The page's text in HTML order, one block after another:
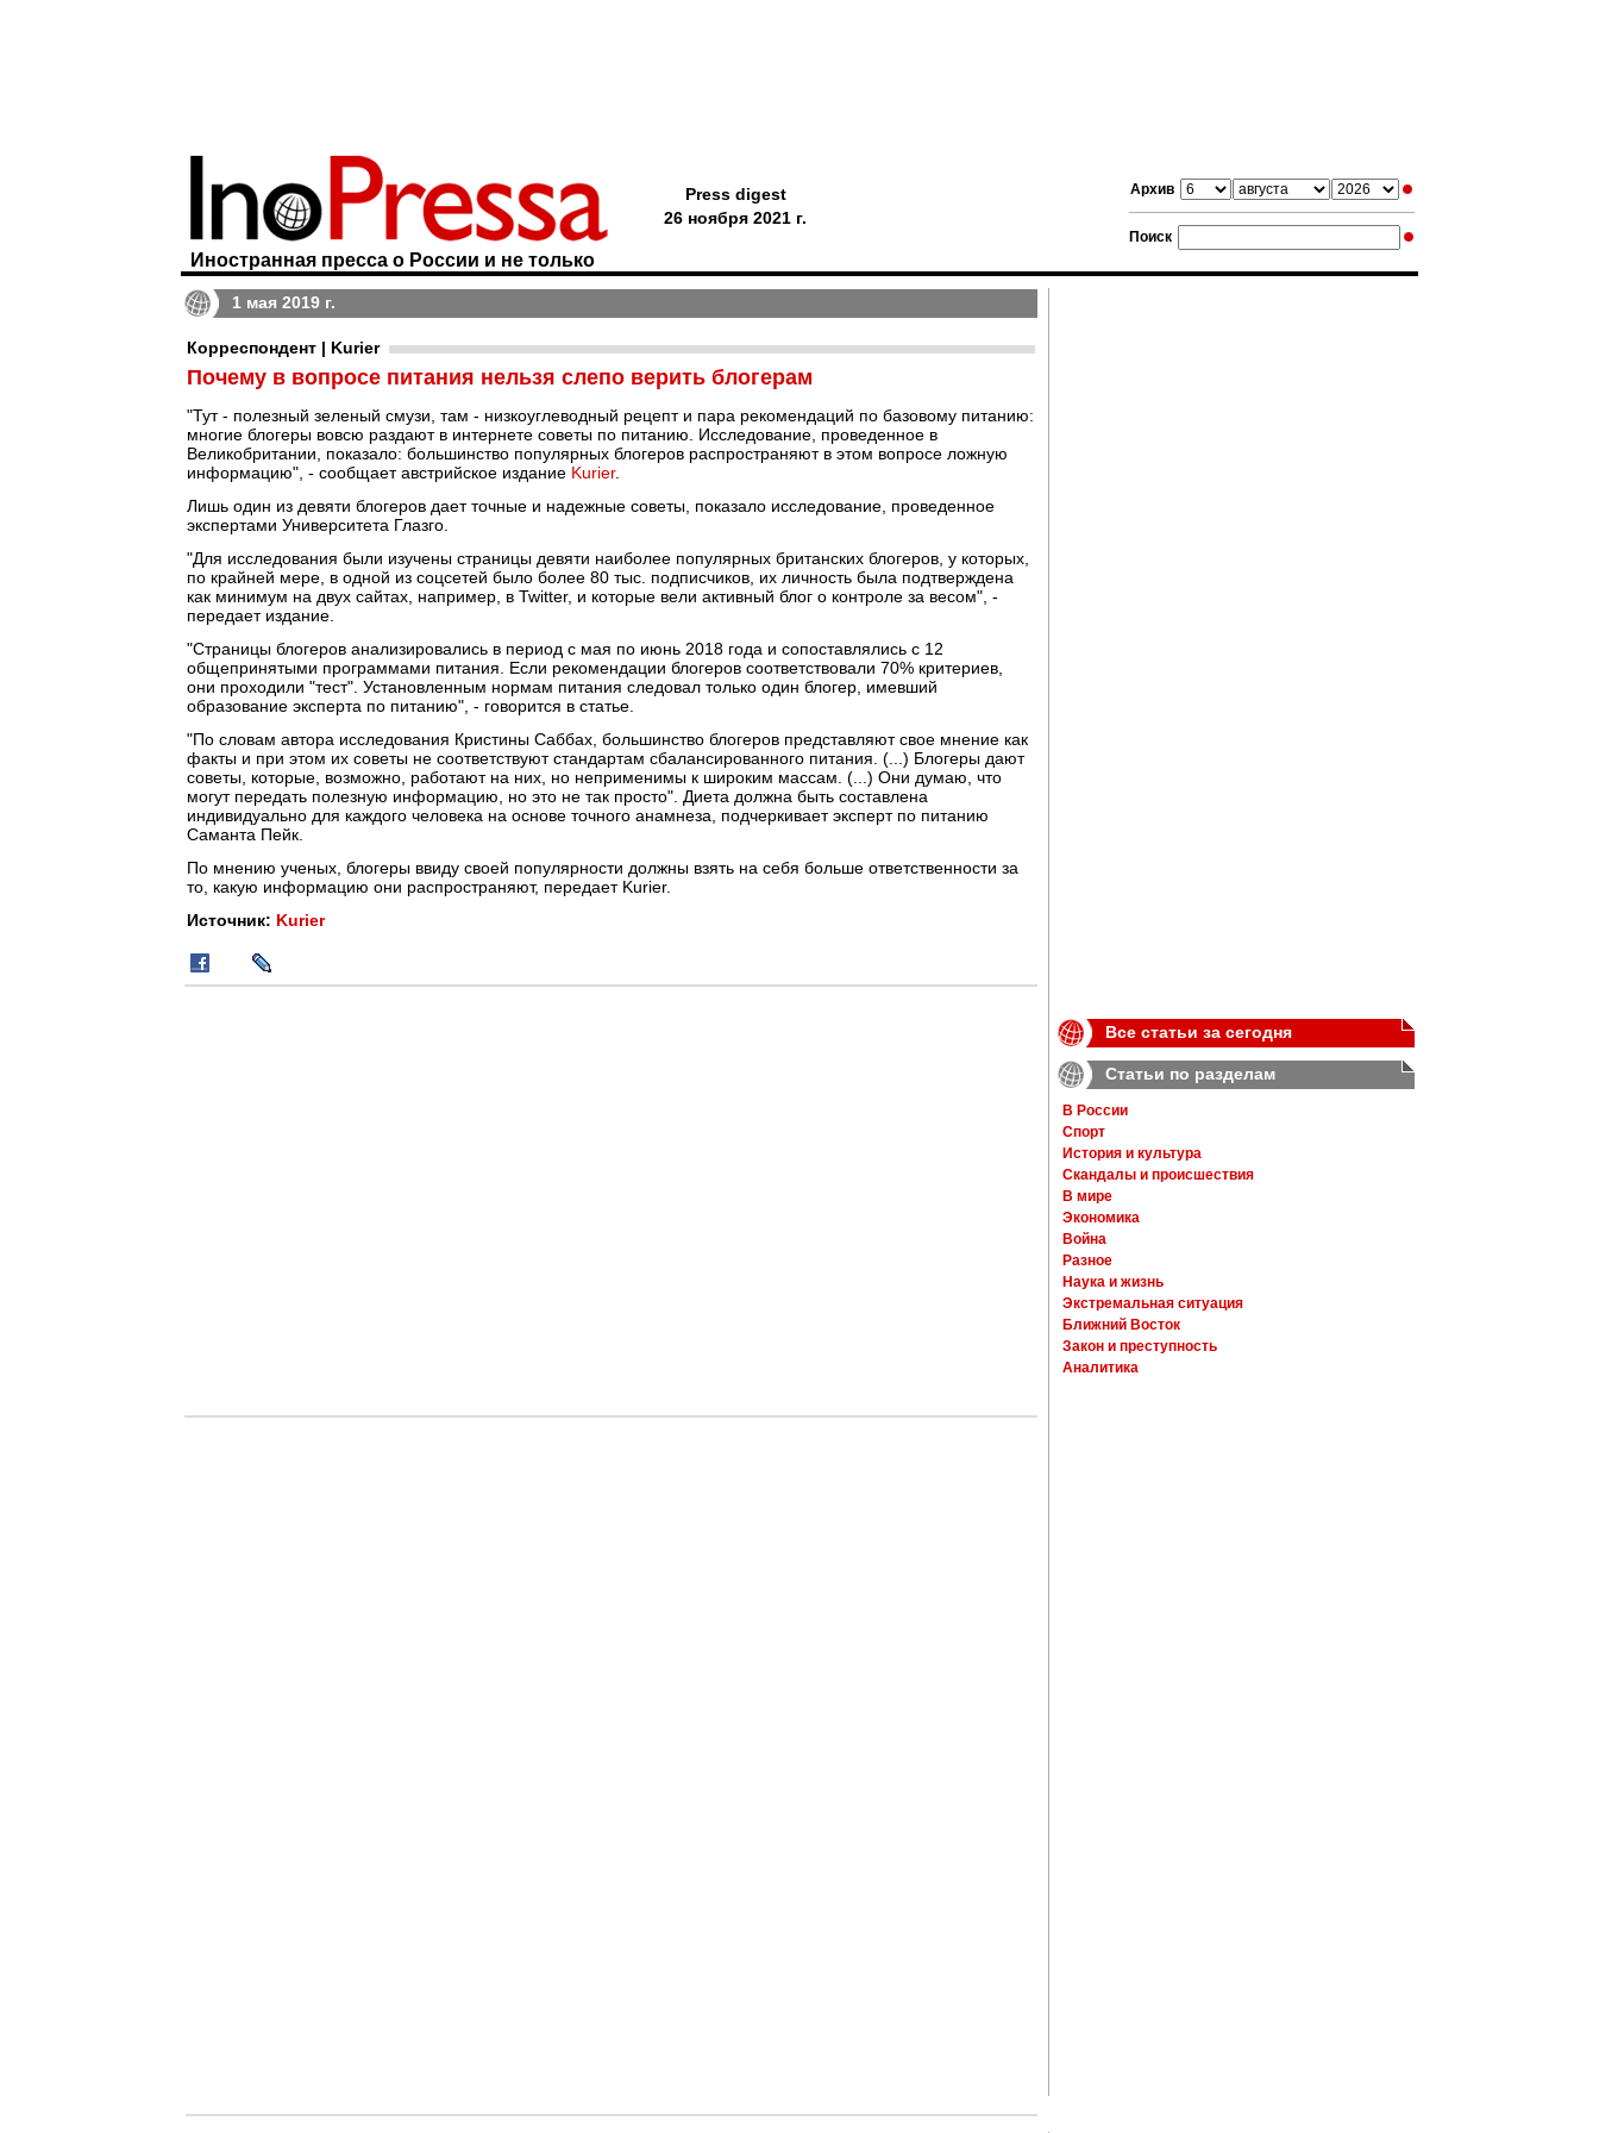
Архив
Поиск
Иностранная пресса о России и не только
Press digest
26 ноября 2021 г.
1 мая 2019 г.
Корреспондент | Kurier
Почему в вопросе питания нельзя слепо верить блогерам
"Тут - полезный зеленый смузи, там - низкоуглеводный рецепт и пара рекомендаций по базовому питанию:
многие блогеры вовсю раздают в интернете советы по питанию. Исследование, проведенное в
Великобритании, показало: большинство популярных блогеров распространяют в этом вопросе ложную
информацию", - сообщает австрийское издание Kurier.
Лишь один из девяти блогеров дает точные и надежные советы, показало исследование, проведенное
экспертами Университета Глазго.
"Для исследования были изучены страницы девяти наиболее популярных британских блогеров, у которых,
по крайней мере, в одной из соцсетей было более 80 тыс. подписчиков, их личность была подтверждена
как минимум на двух сайтах, например, в Twitter, и которые вели активный блог о контроле за весом", -
передает издание.
"Страницы блогеров анализировались в период с мая по июнь 2018 года и сопоставлялись с 12
общепринятыми программами питания. Если рекомендации блогеров соответствовали 70% критериев,
они проходили "тест". Установленным нормам питания следовал только один блогер, имевший
образование эксперта по питанию", - говорится в статье.
"По словам автора исследования Кристины Саббах, большинство блогеров представляют свое мнение как
факты и при этом их советы не соответствуют стандартам сбалансированного питания. (...) Блогеры дают
советы, которые, возможно, работают на них, но неприменимы к широким массам. (...) Они думаю, что
могут передать полезную информацию, но это не так просто". Диета должна быть составлена
индивидуально для каждого человека на основе точного анамнеза, подчеркивает эксперт по питанию
Саманта Пейк.
По мнению ученых, блогеры ввиду своей популярности должны взять на себя больше ответственности за
то, какую информацию они распространяют, передает Kurier.
Источник: Kurier
Все статьи за сегодня
Статьи по разделам
В России
Спорт
История и культура
Скандалы и происшествия
В мире
Экономика
Война
Разное
Наука и жизнь
Экстремальная ситуация
Ближний Восток
Закон и преступность
Аналитика